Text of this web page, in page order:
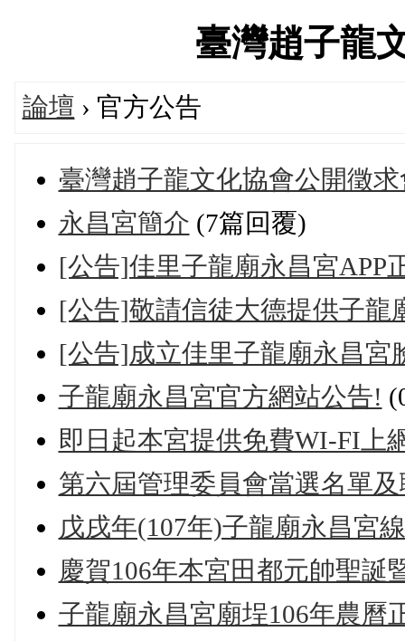
臺灣趙子龍
論壇 › 官方公告
臺灣趙子龍文化協會公開徵
永昌宮簡介 (7篇回覆)
[公告]佳里子龍廟永昌宮APP
[公告]敬請信徒大德提供子龍
[公告]成立佳里子龍廟永昌宮
子龍廟永昌宮官方網站公告!
即日起本宮提供免費WI-FI上
第六屆管理委員會當選名單
戊戌年(107年)子龍廟永昌宮
慶賀106年本宮田都元帥聖誕
子龍廟永昌宮廟埕106年農曆